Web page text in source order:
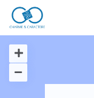
Accueil